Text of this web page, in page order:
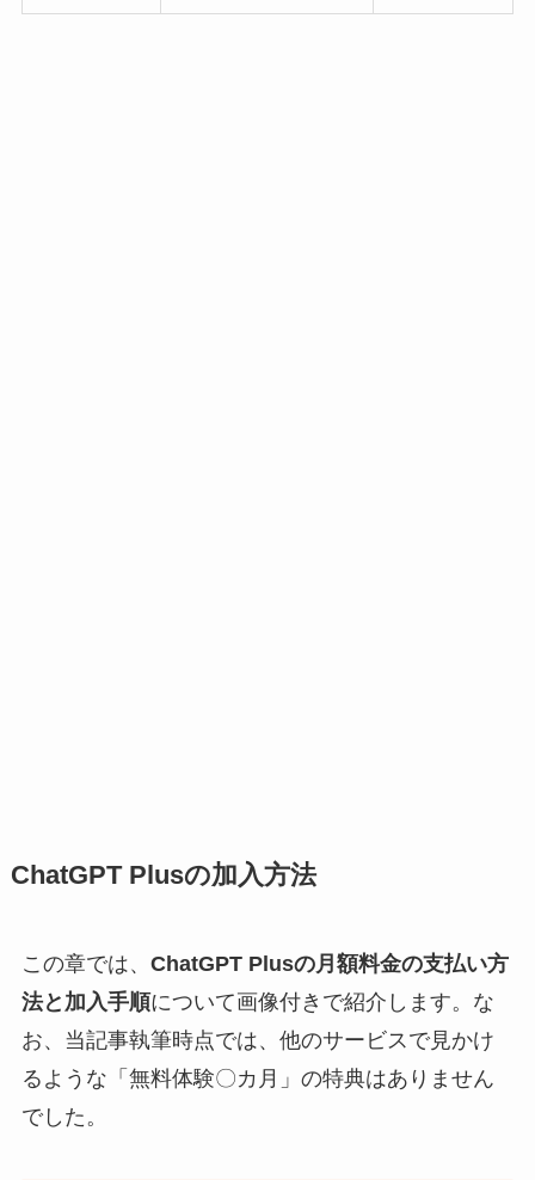
ChatGPT Plusの加入方法
この章では、 ChatGPT Plusの月額料金の支払い方
法と加入手順について画像付きで紹介します。な
お、当記事執筆時点では、他のサービスで見かけ
るような「無料体験〇カ月」の特典はありません
でした。